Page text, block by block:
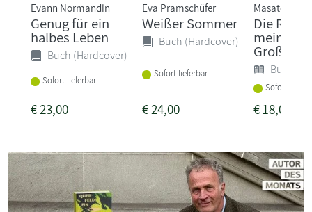
Evann Normandin
Genug für ein
halbes Leben
Buch (Hardcover)
Sofort lieferbar
€23,00
Eva Pramschüfer
Weißer Sommer
Buch (Hardcover)
Sofort lieferbar
€24,00
Masateru
Die
meines
Buch
Sofort
€18,00